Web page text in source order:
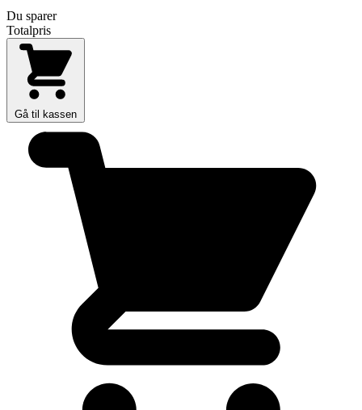
Du sparer
Totalpris
Gå til kassen